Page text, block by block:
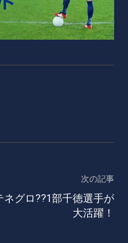
次の記事
ネグロ??1部千徳選手が
大活躍！